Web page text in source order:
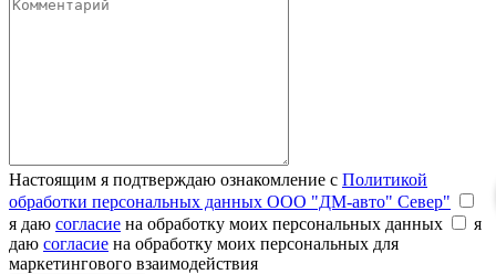
Настоящим я подтверждаю ознакомление с Политикой
обработки персональных данных ООО "ДМ-авто" Север"
я даю согласие на обработку моих персональных данных
я
даю согласие на обработку моих персональных для
маркетингового взаимодействия